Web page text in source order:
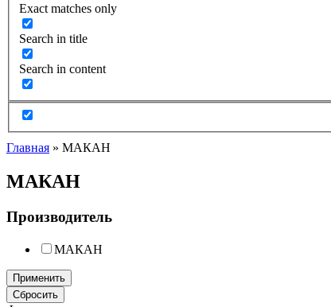
Exact matches only
Search in title
Search in content
Главная » МАКАН
МАКАН
Производитель
МАКАН
Применить
Сбросить